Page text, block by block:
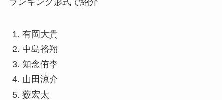
有岡大貴
中島裕翔
知念侑李
山田涼介
薮宏太